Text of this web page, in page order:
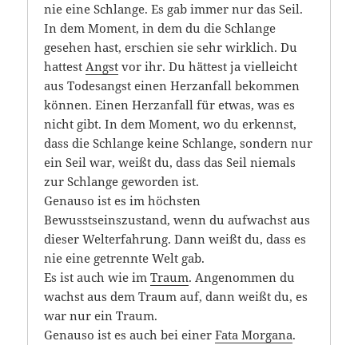
nie eine Schlange. Es gab immer nur das Seil.
In dem Moment, in dem du die Schlange
gesehen hast, erschien sie sehr wirklich. Du
hattestAngst vor ihr. Du hättest ja vielleicht
aus Todesangst einen Herzanfall bekommen
können. Einen Herzanfall für etwas, was es
nicht gibt. In dem Moment, wo du erkennst,
dass die Schlange keine Schlange, sondern nur
ein Seil war, weißt du, dass das Seil niemals
zur Schlange geworden ist.
Genauso ist es im höchsten
Bewusstseinszustand, wenn du aufwachst aus
dieser Welterfahrung. Dann weißt du, dass es
nie eine getrennte Welt gab.
Es ist auch wie imTraum. Angenommen du
wachst aus dem Traum auf, dann weißt du, es
war nur ein Traum.
Genauso ist es auch bei einerFata Morgana.